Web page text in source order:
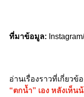
ที่มาข้อมูล: Instagram/
อ่านเรื่องราวที่เกี่ยวข้อ
“ตกน้ำ” เอง หลังเห็น